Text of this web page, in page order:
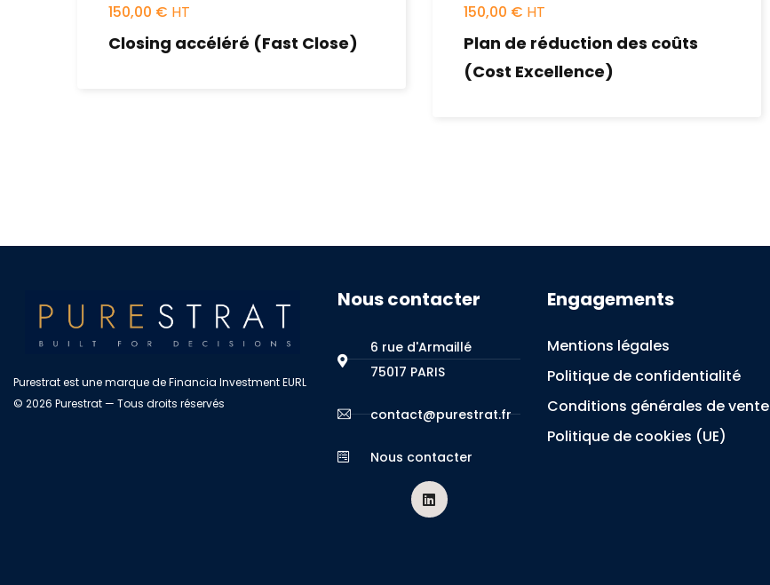
150,00 €
Closing accéléré (Fast Close)
150,00 €
Plan de réduction des coûts
(Cost Excellence)
Purestrat est une marque de Financia Investment EURL
© 2026 Purestrat — Tous droits réservés
Nous contacter
6 rue d'Armaillé
75017 PARIS
contact@purestrat.fr
Nous contacter
Engagements
Mentions légales
Politique de confidentialité
Conditions générales de vente
Politique de cookies (UE)